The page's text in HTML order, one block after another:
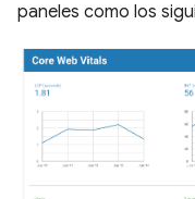
paneles como los